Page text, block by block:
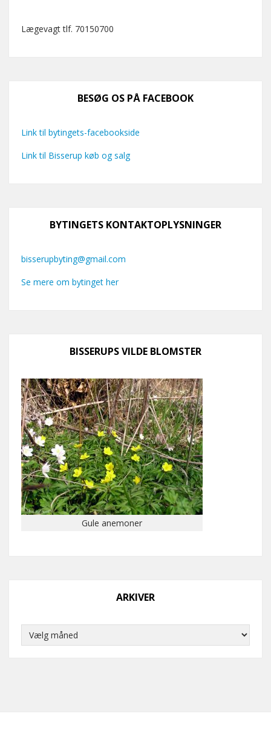
Lægevagt tlf. 70150700
BESØG OS PÅ FACEBOOK
Link til bytingets-facebookside
Link til Bisserup køb og salg
BYTINGETS KONTAKTOPLYSNINGER
bisserupbyting@gmail.com
Se mere om bytinget her
BISSERUPS VILDE BLOMSTER
Gule anemoner
ARKIVER
Arkiver